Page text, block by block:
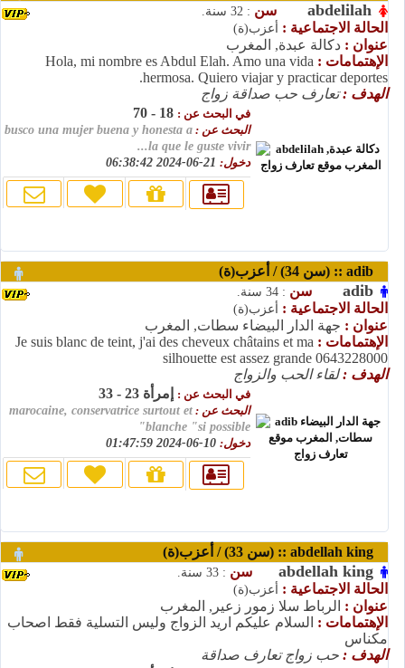
abdelilah سن : 32 سنة.
الحالة الاجتماعية : أعزب(ة)
عنوان : دكالة عبدة, المغرب
الإهتمامات : Hola, mi nombre es Abdul Elah. Amo una vida
hermosa. Quiero viajar y practicar deportes.
الهدف :تعارف حب صداقة زواج
في البحث عن :
البحث عن : busco una mujer buena y honesta a
la que le guste vivir...
دخول:
adib سن : 34 سنة.
الحالة الاجتماعية : أعزب(ة)
عنوان : جهة الدار البيضاء سطات, المغرب
الإهتمامات : Je suis blanc de teint, j'ai des cheveux châtains et ma
silhouette est assez grande 0643228000
الهدف :لقاء الحب والزواج
في البحث عن : إمرأة 23 - 33
البحث عن : marocaine, conservatrice surtout et
blanche "si possible"
دخول:
abdellah king سن : 33 سنة.
الحالة الاجتماعية : أعزب(ة)
عنوان : الرباط سلا زمور زعير, المغرب
الإهتمامات : السلام عليكم اريد الزواج وليس التسلية فقط اصحاب
مكناس
الهدف : حب زواج تعارف صداقة